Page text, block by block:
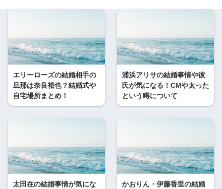
エリーローズの結婚相手の
旦那は奈良裕也？結婚式や
自宅場所まとめ！
浦浜アリサの結婚事情や彼
氏が気になる！CMや太った
という噂について
太田在の結婚事情が気にな
かおりん・伊藤香里の結婚